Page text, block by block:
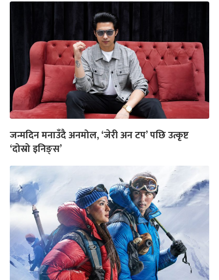
जन्मदिन मनाउँदै अनमोल, ‘जेरी अन टप’ पछि उत्कृष्ट
‘दोस्रो इनिङ्स’